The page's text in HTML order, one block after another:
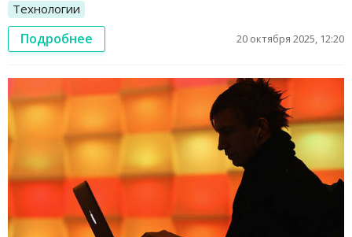
Технологии
Подробнее 20 октября 2025, 12:20